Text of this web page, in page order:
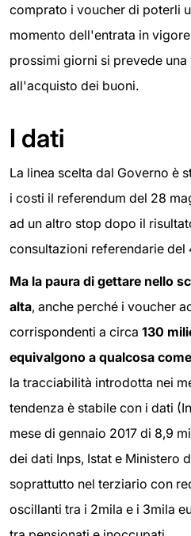
comprato i voucher di poterli
momento dell'entrata in
prossimi giorni si prevede
all'acquisto dei buoni.
I dati
La linea scelta dal Governo è
i costi il referendum del 28
ad un altro stop dopo il
consultazioni referendarie del
Ma la paura di gettare nello
alta, anche perché i voucher
corrispondenti a circa 130
equivalgono a qualcosa
la tracciabilità introdotta nei
tendenza è stabile con i dati
mese di gennaio 2017 di 8,9
dei dati Inps, Istat e Ministero
soprattutto nel terziario con
oscillanti tra i 2mila e i 3mila